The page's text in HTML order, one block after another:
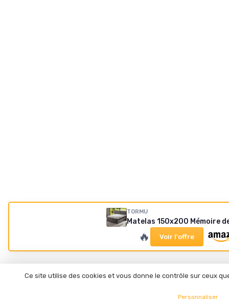
TORMU
Matelas 150x200 Mémoire
🔥 Voir l'offre
Ce site utilise des cookies et vous donne le contrôle sur ceux
Personnaliser